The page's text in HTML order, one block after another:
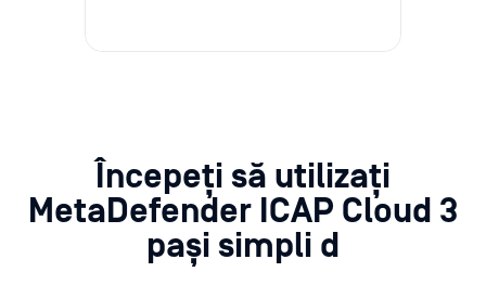
Începeți să utilizați
MetaDefender ICAP Cloud 3
pași simpli d